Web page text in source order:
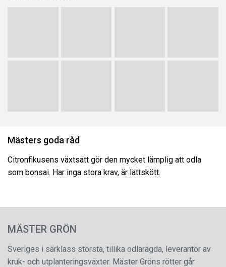
Mästers goda råd
Citronfikusens växtsätt gör den mycket lämplig att odla
som bonsai. Har inga stora krav, är lättskött.
MÄSTER GRÖN
Sveriges i särklass största, tillika odlarägda, leverantör av
kruk- och utplanteringsväxter. Mäster Gröns rötter går